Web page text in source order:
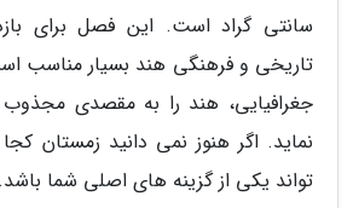
سانتی گراد است. این فصل برای
تاریخی و فرهنگی هند بسیار مناسب
جغرافیایی، هند را به مقصدی مجذوب
نماید. اگر هنوز نمی دانید زمستان
تواند یکی از گزینه های اصلی شما باشد.